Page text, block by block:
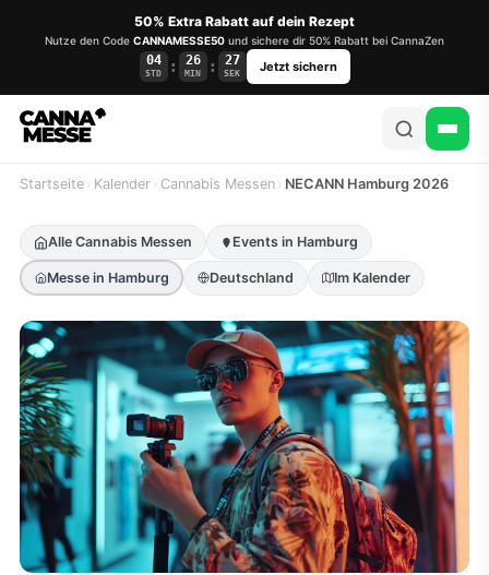
50% Extra Rabatt auf dein Rezept
Nutze den Code CANNAMESSE50 und sichere dir 50% Rabatt bei CannaZen
04
STD : 26
MIN : 26
SEK Jetzt sichern
Startseite › Kalender › Cannabis Messen › NECANN Hamburg 2026
Alle Cannabis Messen Events in Hamburg
Messe in Hamburg Deutschland Im Kalender